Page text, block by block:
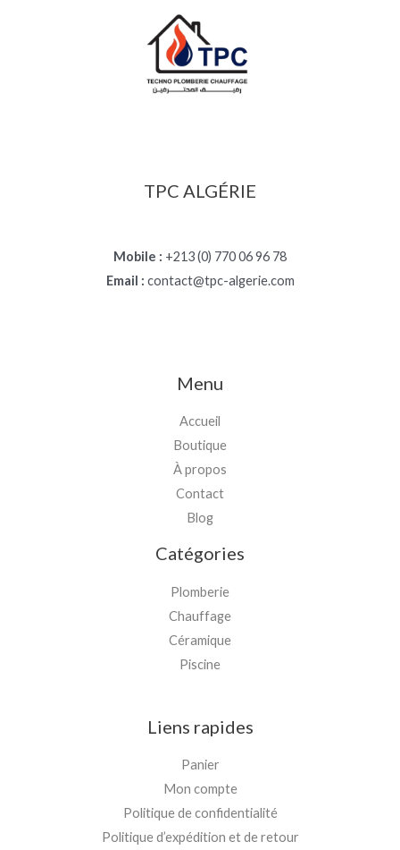
TPC ALGÉRIE
Mobile : +213 (0) 770 06 96 78
Email : contact@tpc-algerie.com
Menu
Accueil
Boutique
À propos
Contact
Blog
Catégories
Plomberie
Chauffage
Céramique
Piscine
Liens rapides
Panier
Mon compte
Politique de confidentialité
Politique d’expédition et de retour